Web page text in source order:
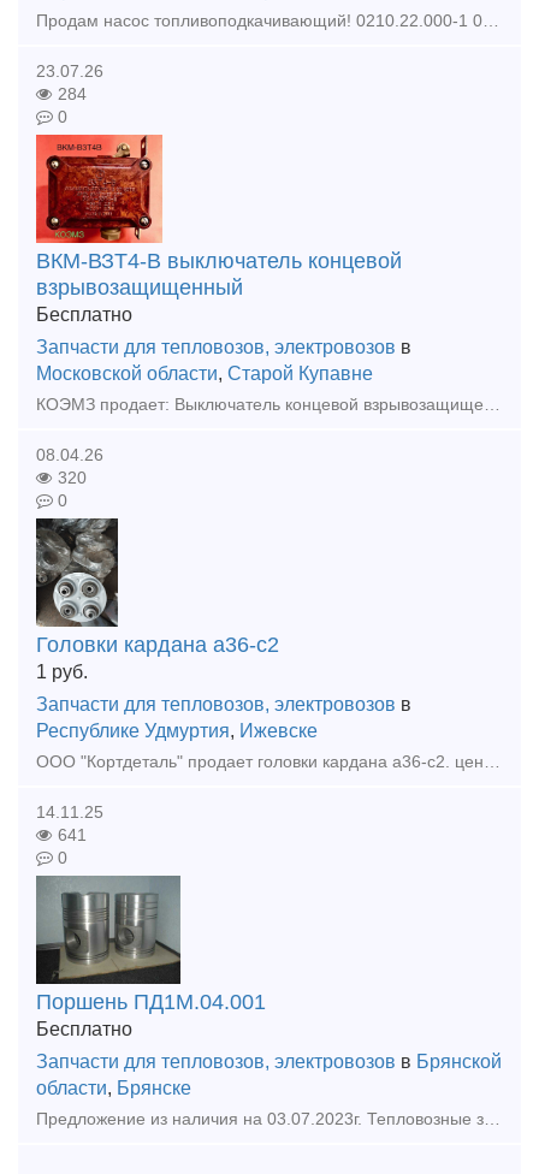
Продам насос топливоподкачивающий! 0210.22.000-1 0217.22.000
23.07.26
284
0
ВКМ-ВЗТ4-В выключатель концевой
взрывозащищенный
Бесплатно
Запчасти для тепловозов, электровозов в
Московской области, Старой Купавне
КОЭМЗ продает: Выключатель концевой взрывозащищенный ВКМ-ВЗТ4-В. Выключатель ВКМ-ВЗТ4-В предназначен для коммутации электрических цепей управления переменного напряжения до 380В, частоты 50 и 60Гц.,
08.04.26
320
0
Головки кардана а36-с2
1 руб.
Запчасти для тепловозов, электровозов в
Республике Удмуртия, Ижевске
ООО "Кортдеталь" продает головки кардана а36-с2. цена с ндс. Оперативная отправка из Ижевска.
14.11.25
641
0
Поршень ПД1М.04.001
Бесплатно
Запчасти для тепловозов, электровозов в Брянской
области, Брянске
Предложение из наличия на 03.07.2023г. Тепловозные запчасти в ассортиментe из наличия Д50,Д49, 6ЧН 21\21,Д67 продукция на тепловозы ТЭМ2 ; ТГМ4; ТГМ 6 ; 2 ТЭ116 и др. № п\п Наименование продукц